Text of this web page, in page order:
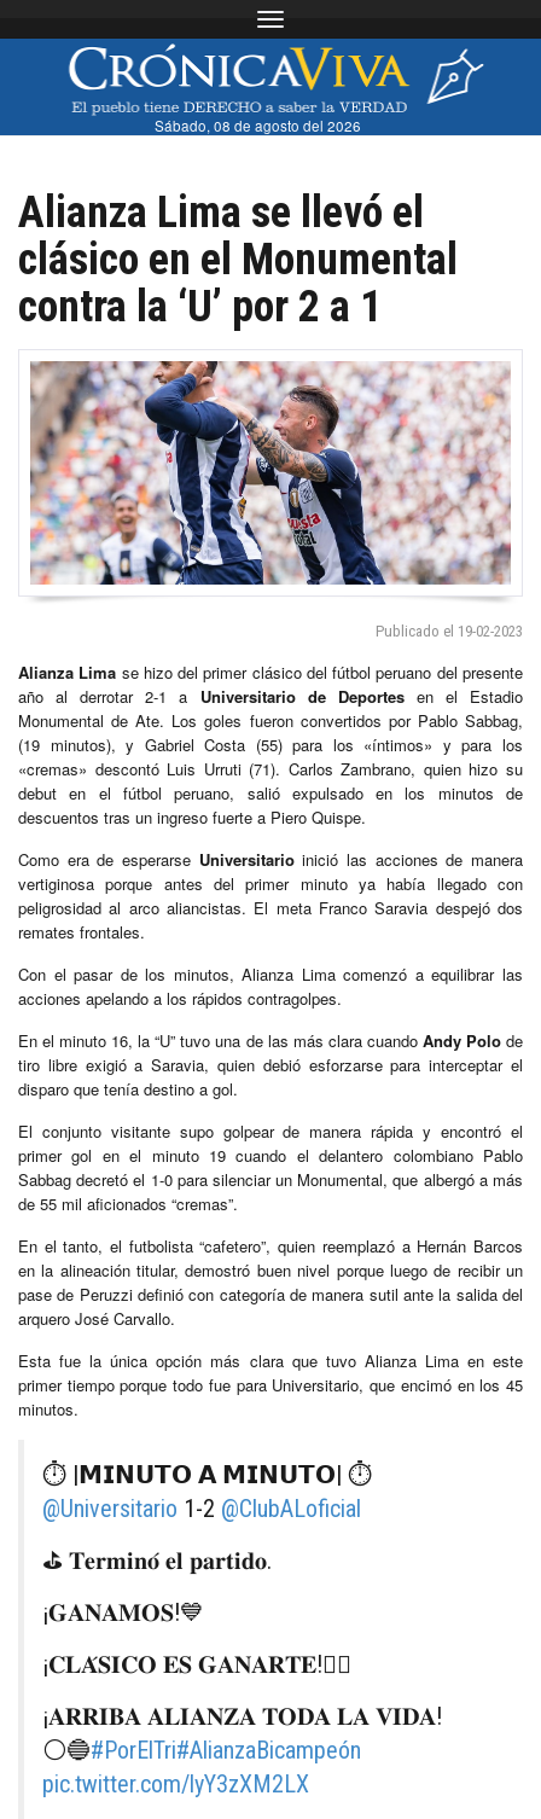
Toggle navigation
Sábado, 08 de agosto del 2026
Alianza Lima se llevó el
clásico en el Monumental
contra la ‘U’ por 2 a 1
Publicado el 19-02-2023
Alianza Lima se hizo del primer clásico del fútbol peruano del presente
año al derrotar 2-1 a Universitario de Deportesen el Estadio
Monumental de Ate. Los goles fueron convertidos por Pablo Sabbag,
(19 minutos), y Gabriel Costa (55) para los «íntimos» y para los
«cremas» descontó Luis Urruti (71). Carlos Zambrano, quien hizo su
debut en el fútbol peruano, salió expulsado en los minutos de
descuentos tras un ingreso fuerte a Piero Quispe.
Como era de esperarse Universitarioinició las acciones de manera
vertiginosa porque antes del primer minuto ya había llegado con
peligrosidad al arco aliancistas. El meta Franco Saravia despejó dos
remates frontales.
Con el pasar de los minutos, Alianza Lima comenzó a equilibrar las
acciones apelando a los rápidos contragolpes.
En el minuto 16, la “U” tuvo una de las más clara cuando Andy Polode
tiro libre exigió a Saravia, quien debió esforzarse para interceptar el
disparo que tenía destino a gol.
El conjunto visitante supo golpear de manera rápida y encontró el
primer gol en el minuto 19 cuando el delantero colombiano Pablo
Sabbag decretó el 1-0 para silenciar un Monumental, que albergó a más
de 55 mil aficionados “cremas”.
En el tanto, el futbolista “cafetero”, quien reemplazó a Hernán Barcos
en la alineación titular, demostró buen nivel porque luego de recibir un
pase de Peruzzi definió con categoría de manera sutil ante la salida del
arquero José Carvallo.
Esta fue la única opción más clara que tuvo Alianza Lima en este
primer tiempo porque todo fue para Universitario, que encimó en los 45
minutos.
⏱ |𝗠𝗜𝗡𝗨𝗧𝗢 𝗔 𝗠𝗜𝗡𝗨𝗧𝗢| ⏱
@Universitario 1-2 @ClubALoficial
⛳️ 𝐓𝐞𝐫𝐦𝐢𝐧𝐨́ 𝐞𝐥 𝐩𝐚𝐫𝐭𝐢𝐝𝐨.
¡𝐆𝐀𝐍𝐀𝐌𝐎𝐒!💙
¡𝐂𝐋𝐀́𝐒𝐈𝐂𝐎 𝐄𝐒 𝐆𝐀𝐍𝐀𝐑𝐓𝐄!👂🏾
¡𝐀𝐑𝐑𝐈𝐁𝐀 𝐀𝐋𝐈𝐀𝐍𝐙𝐀 𝐓𝐎𝐃𝐀 𝐋𝐀 𝐕𝐈𝐃𝐀!
⚪️🔵#PorElTri#AlianzaBicampeón
pic.twitter.com/lyY3zXM2LX